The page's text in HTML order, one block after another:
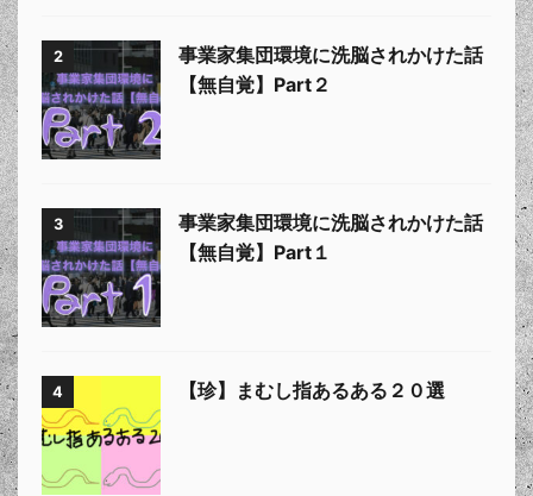
2
事業家集団環境に洗脳されかけた話
【無自覚】Part２
3
事業家集団環境に洗脳されかけた話
【無自覚】Part１
4 【珍】まむし指あるある２０選